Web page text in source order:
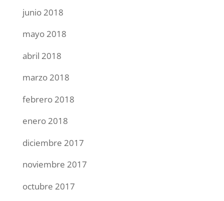
junio 2018
mayo 2018
abril 2018
marzo 2018
febrero 2018
enero 2018
diciembre 2017
noviembre 2017
octubre 2017